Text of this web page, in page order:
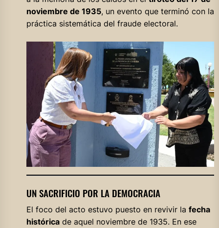
noviembre de 1935, un evento que terminó con la
práctica sistemática del fraude electoral.
UN SACRIFICIO POR LA DEMOCRACIA
El foco del acto estuvo puesto en revivir la fecha
históricade aquel noviembre de 1935. En ese